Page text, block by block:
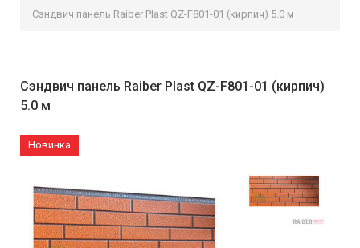
Сэндвич панель Raiber Plast QZ-F801-01 (кирпич) 5.0 м
Сэндвич панель Raiber Plast QZ-F801-01 (кирпич)
5.0 м